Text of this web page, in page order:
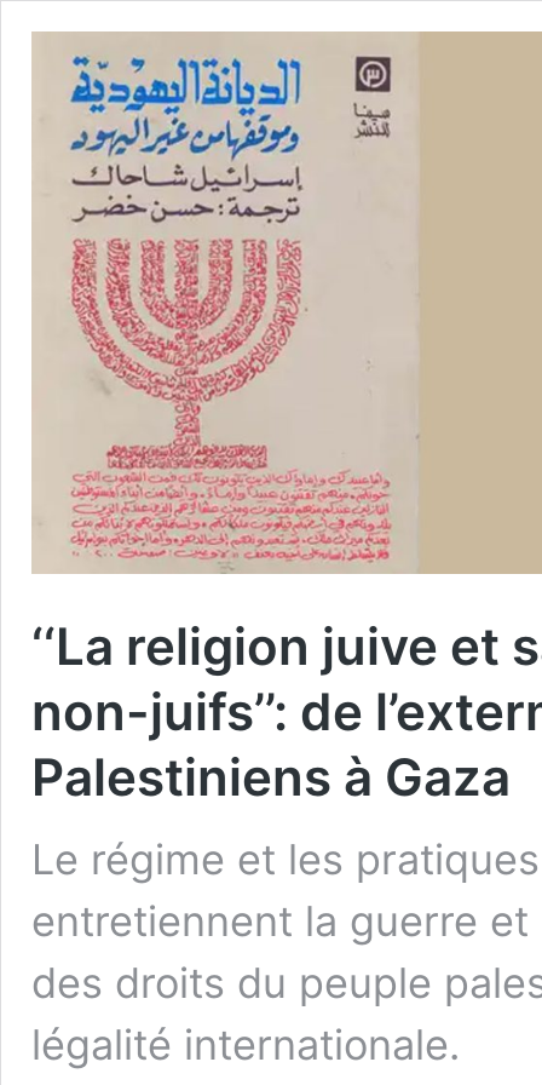
‘‘La religion juive
non-juifs’’: de
Palestiniens à Gaza
Le régime et les
entretiennent la guerre
des droits du peuple
légalité internationale.